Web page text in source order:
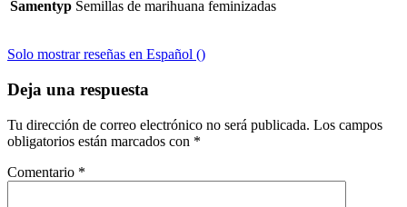
Samentyp Semillas de marihuana feminizadas
Solo mostrar reseñas en Español ()
Deja una respuesta
Tu dirección de correo electrónico no será publicada. Los campos
obligatorios están marcados con *
Comentario *